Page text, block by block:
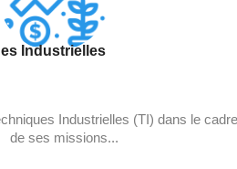
Industrielles
Industrielles (TI) dans le cadre
de ses missions...